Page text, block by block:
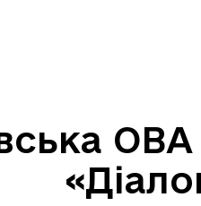
ОВА